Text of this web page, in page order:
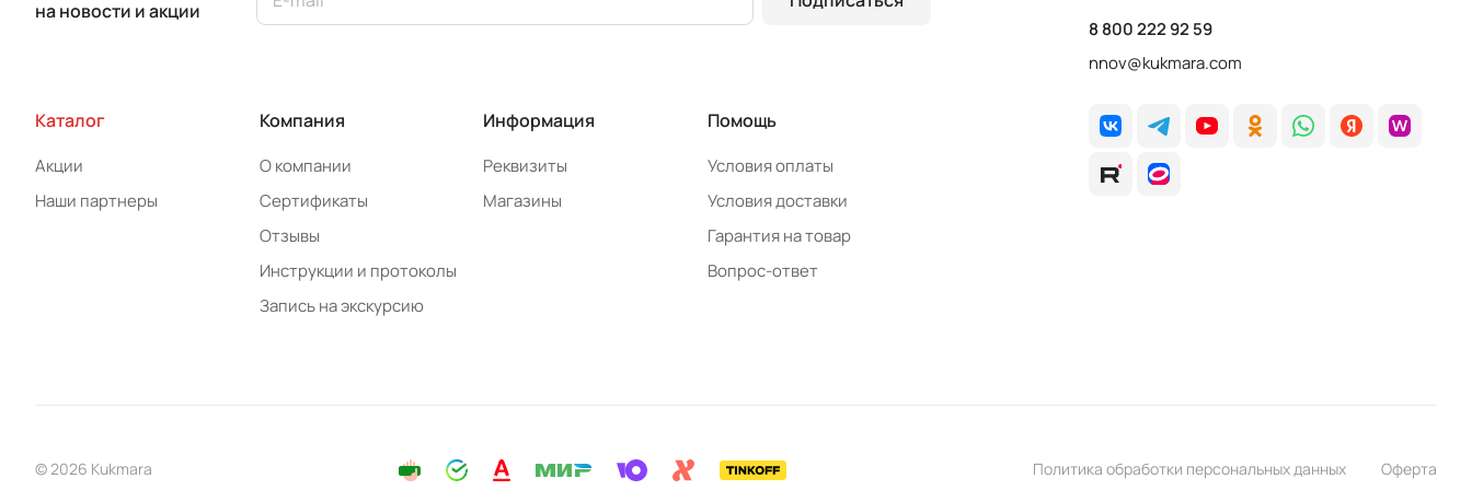
на новости и акции
Каталог
Акции
Наши партнеры
Компания
О компании
Сертификаты
Отзывы
Инструкции и протоколы
Запись на экскурсию
Информация
Реквизиты
Магазины
Помощь
Условия оплаты
Условия доставки
Гарантия на товар
Вопрос-ответ
8 800 222 92 59
nnov@kukmara.com
© 2026 Kukmara Политика обработки персональных данных Оферта